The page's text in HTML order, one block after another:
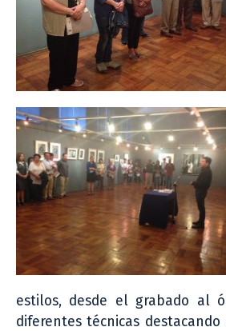
estilos, desde el grabado al
diferentes técnicas